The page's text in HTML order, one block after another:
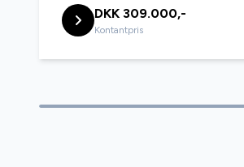
DKK 309.000,-
Kontantpris